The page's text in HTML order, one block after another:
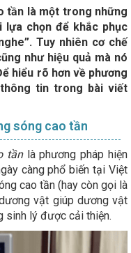
tần là một trong những
lựa chọn để khắc phục
Tuy nhiên cơ chế
như hiệu quả mà nó
hiểu rõ hơn về phương
tin trong bài viết
sóng cao tần
tầnlà phương pháp hiện
càng phổ biến tại Việt
cao tần (hay còn gọi là
vật giúp dương vật
sinh lý được cải thiện.